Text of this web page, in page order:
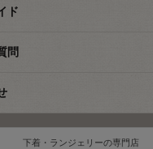
ド
問
下着・ランジェリーの専門店